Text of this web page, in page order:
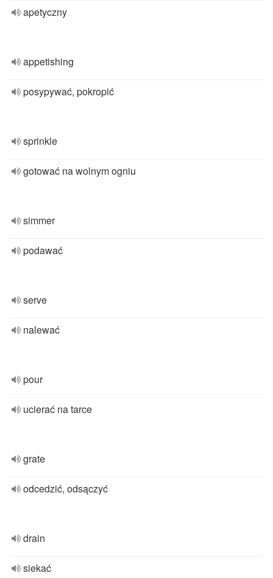
apetyczny
appetishing
posypywać, pokropić
sprinkle
gotować na wolnym ogniu
simmer
podawać
serve
nalewać
pour
ucierać na tarce
grate
odcedzić, odsączyć
drain
siekać